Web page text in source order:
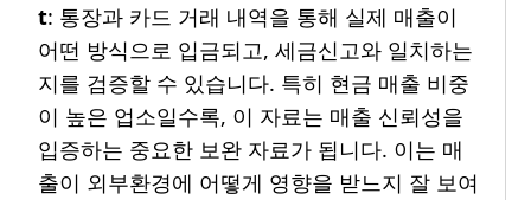
t: 통장과 카드 거래 내역을 통해 실제 매출이
어떤 방식으로 입금되고, 세금신고와 일치하는
지를 검증할 수 있습니다. 특히 현금 매출 비중
이 높은 업소일수록, 이 자료는 매출 신뢰성을
입증하는 중요한 보완 자료가 됩니다. 이는 매
출이 외부환경에 어떻게 영향을 받느지 잘 보여